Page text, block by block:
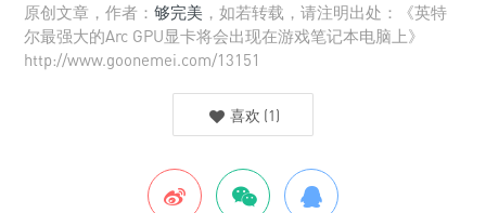
原创文章，作者： 够完美 ，如若转载，请注明出处：《英特
尔最强大的Arc GPU显卡将会出现在游戏笔记本电脑上》
http://www.goonemei.com/13151
喜欢 (1)